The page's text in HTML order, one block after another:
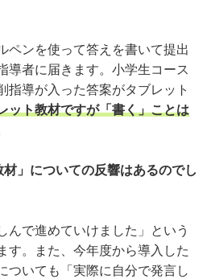
ンを使って答えを書いて提出
導者に届きます。小学生コース
指導が入った答案がタブレット
ット教材ですが「書く」ことは
」についての反響はあるのでし
で進めていけました」という
す。また、今年度から導入した
ついても「実際に自分で発言し